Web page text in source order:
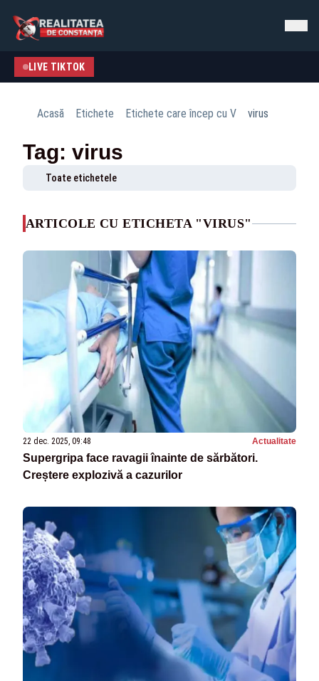
LIVE TIKTOK
Acasă Etichete Etichete care încep cu V virus
Tag: virus
Toate etichetele
ARTICOLE CU ETICHETA "VIRUS"
22 dec. 2025, 09:48 Actualitate
Supergripa face ravagii înainte de sărbători.
Creștere explozivă a cazurilor